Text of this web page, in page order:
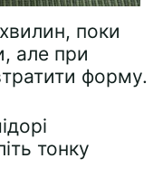
поки
але при
форму.
тонку